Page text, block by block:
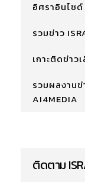
อิศราอินไซด์
รวมข่าว
เกาะติดข่าว
รวมผลงาน
AI4MEDIA
ติดตาม